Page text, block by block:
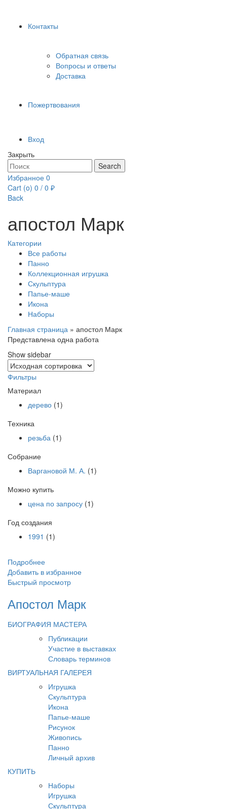
Контакты
Обратная связь
Вопросы и ответы
Доставка
Пожертвования
Вход
Закрыть
Search
for:
Search
Избранное 0
Cart (o) 0 / 0 ₽
Back
апостол Марк
Категории
Все работы
Панно
Коллекционная игрушка
Скульптура
Папье-маше
Икона
Наборы
Главная страница » апостол Марк
Представлена одна работа
Show sidebar
Фильтры
Материал
дерево (1)
Техника
резьба (1)
Собрание
Варгановой М. А. (1)
Можно купить
цена по запросу (1)
Год создания
1991 (1)
Подробнее
Добавить в избранное
Быстрый просмотр
Апостол Марк
БИОГРАФИЯ МАСТЕРА
Публикации
Участие в выставках
Словарь терминов
ВИРТУАЛЬНАЯ ГАЛЕРЕЯ
Игрушка
Скульптура
Икона
Папье-маше
Рисунок
Живопись
Панно
Личный архив
КУПИТЬ
Наборы
Игрушка
Скульптура